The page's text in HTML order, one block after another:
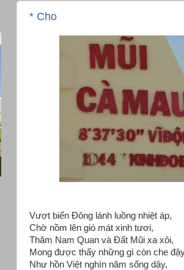
* Cho
Vượt biển Đông lánh luồng nhiệt áp,
Chờ nồm lên gió mát xinh tươi,
Thăm Nam Quan và Đất Mũi xa xôi,
Mong được thấy những gì còn che
Như hồn Việt nghìn năm sống dậy,